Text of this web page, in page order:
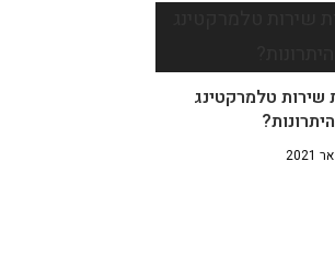
שירות טלמרקטינג